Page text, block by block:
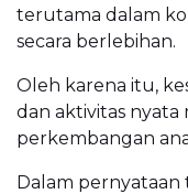
terutama dalam
secara berlebihan.
Oleh karena itu,
dan aktivitas
perkembangan
Dalam